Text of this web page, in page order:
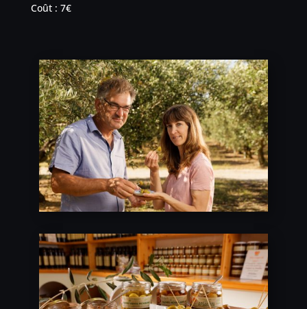
Coût : 7€